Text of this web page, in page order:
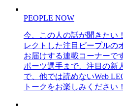
PEOPLE NOW
今、この人の話が聞きたい
レクトした注目ピープルの
お届けする連載コーナーで
ポーツ選手まで、注目の新
で、他では読めないWeb
トークをお楽しみください！